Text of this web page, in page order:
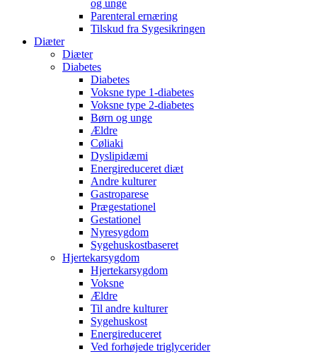
og unge
Parenteral ernæring
Tilskud fra Sygesikringen
Diæter
Diæter
Diabetes
Diabetes
Voksne type 1-diabetes
Voksne type 2-diabetes
Børn og unge
Ældre
Cøliaki
Dyslipidæmi
Energireduceret diæt
Andre kulturer
Gastroparese
Prægestationel
Gestationel
Nyresygdom
Sygehuskostbaseret
Hjertekarsygdom
Hjertekarsygdom
Voksne
Ældre
Til andre kulturer
Sygehuskost
Energireduceret
Ved forhøjede triglycerider